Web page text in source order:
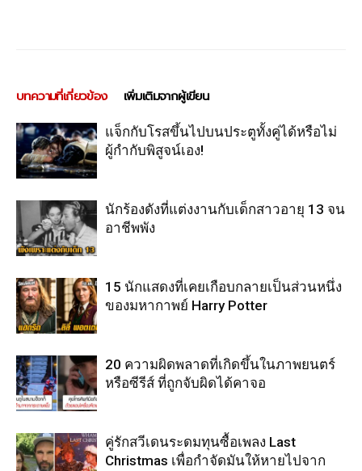
บทความที่เกี่ยวข้อง เพิ่มเติมจากผู้เขียน
แจ็กกับโรสขึ้นไปบนประตูทั้งคู่ได้หรือไม่
ผู้กำกับพิสูจน์เอง!
นักร้องดังที่แต่งงานกับเด็กสาวอายุ 13 จน
อาชีพพัง
15 นักแสดงที่เคยเกือบกลายเป็นส่วนหนึ่ง
ของมหากาพย์ Harry Potter
20 ความผิดพลาดที่เกิดขึ้นในภาพยนตร์
หรือซีรีส์ ที่ถูกจับผิดได้คาจอ
คู่รักสวีเดนระดมทุนซื้อเพลง Last
Christmas เพื่อกำจัดมันให้หายไปจาก